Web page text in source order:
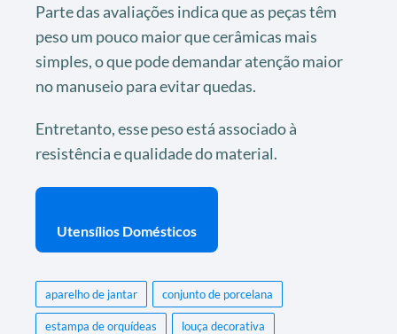
Parte das avaliações indica que as peças têm
peso um pouco maior que cerâmicas mais
simples, o que pode demandar atenção maior
no manuseio para evitar quedas.
Entretanto, esse peso está associado à
resistência e qualidade do material.
Utensílios Domésticos
aparelho de jantar conjunto de porcelana
estampa de orquídeas louça decorativa